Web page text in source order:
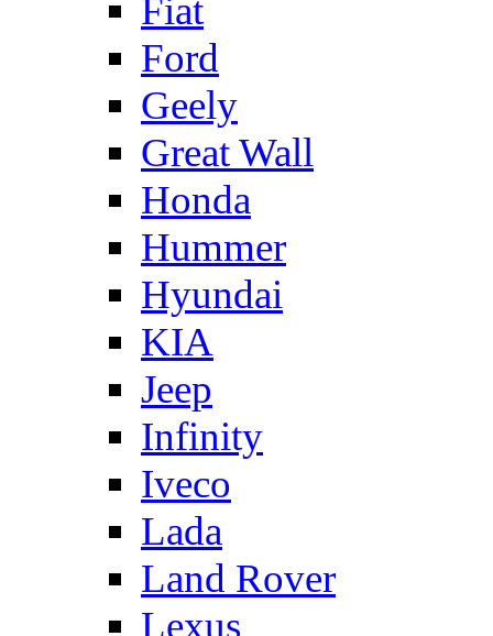
Fiat
Ford
Geely
Great Wall
Honda
Hummer
Hyundai
KIA
Jeep
Infinity
Iveco
Lada
Land Rover
Lexus